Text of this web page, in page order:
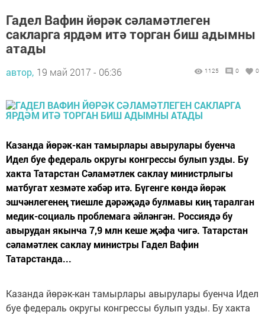
Гадел Вафин йөрәк сәламәтлеген
сакларга ярдәм итә торган биш адымны
атады
автор, 19 май 2017 - 06:36 1125 0 0
Казанда йөрәк-кан тамырлары авырулары буенча
Идел буе федераль округы конгрессы булып узды. Бу
хакта Татарстан Сәламәтлек саклау министрлыгы
матбугат хезмәте хәбәр итә. Бүгенге көндә йөрәк
эшчәнлегенең тиешле дәрәҗәдә булмавы киң таралган
медик-социаль проблемага әйләнгән. Россиядә бу
авырудан якынча 7,9 млн кеше җәфа чигә. Татарстан
сәламәтлек саклау министры Гадел Вафин
Татарстанда...
Казанда йөрәк-кан тамырлары авырулары буенча Идел
буе федераль округы конгрессы булып узды. Бу хакта